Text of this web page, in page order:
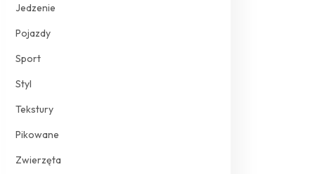
Jedzenie
Pojazdy
Sport
Styl
Tekstury
Pikowane
Zwierzęta